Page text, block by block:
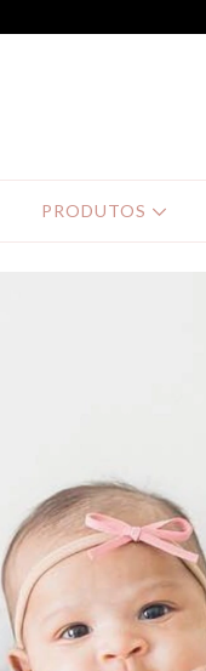
PRODUTOS